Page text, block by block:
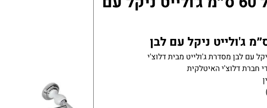
חברת דלוצ'י האיטלקית